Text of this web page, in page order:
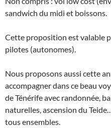
sandwich du midi et boissons.
Cette proposition est valable
pilotes (autonomes).
Nous proposons aussi cette
accompagner dans ce beau
de Ténérife avec randonnée,
naturelles, ascension du
tous ensembles.